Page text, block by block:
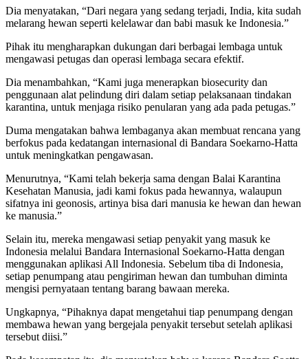
Dia menyatakan, “Dari negara yang sedang terjadi, India, kita sudah
melarang hewan seperti kelelawar dan babi masuk ke Indonesia.”
Pihak itu mengharapkan dukungan dari berbagai lembaga untuk
mengawasi petugas dan operasi lembaga secara efektif.
Dia menambahkan, “Kami juga menerapkan biosecurity dan
penggunaan alat pelindung diri dalam setiap pelaksanaan tindakan
karantina, untuk menjaga risiko penularan yang ada pada petugas.”
Duma mengatakan bahwa lembaganya akan membuat rencana yang
berfokus pada kedatangan internasional di Bandara Soekarno-Hatta
untuk meningkatkan pengawasan.
Menurutnya, “Kami telah bekerja sama dengan Balai Karantina
Kesehatan Manusia, jadi kami fokus pada hewannya, walaupun
sifatnya ini geonosis, artinya bisa dari manusia ke hewan dan hewan
ke manusia.”
Selain itu, mereka mengawasi setiap penyakit yang masuk ke
Indonesia melalui Bandara Internasional Soekarno-Hatta dengan
menggunakan aplikasi All Indonesia. Sebelum tiba di Indonesia,
setiap penumpang atau pengiriman hewan dan tumbuhan diminta
mengisi pernyataan tentang barang bawaan mereka.
Ungkapnya, “Pihaknya dapat mengetahui tiap penumpang dengan
membawa hewan yang bergejala penyakit tersebut setelah aplikasi
tersebut diisi.”